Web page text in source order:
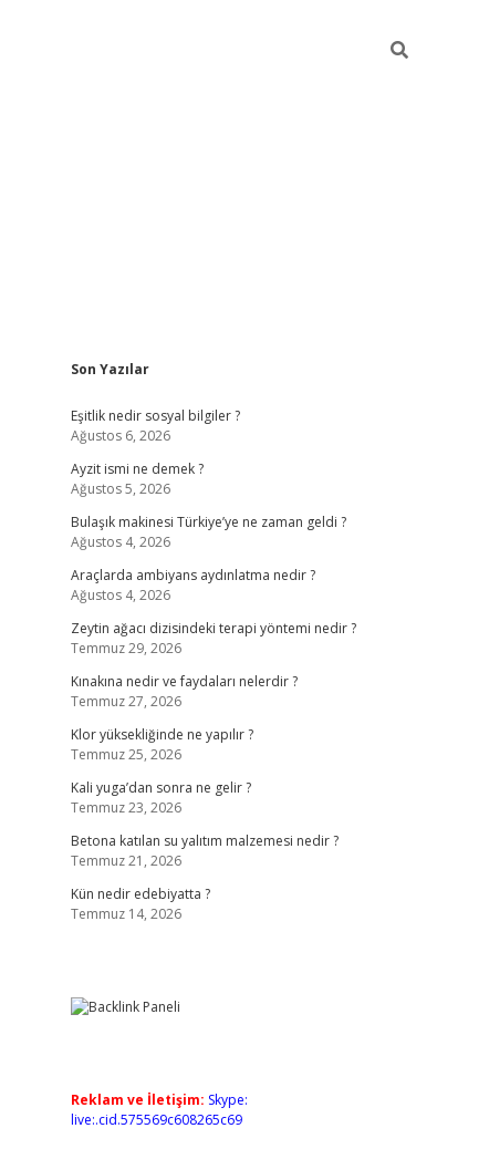
Sidebar
Son Yazılar
Eşitlik nedir sosyal bilgiler ?
Ağustos 6, 2026
Ayzit ismi ne demek ?
Ağustos 5, 2026
Bulaşık makinesi Türkiye’ye ne zaman geldi ?
Ağustos 4, 2026
Araçlarda ambiyans aydınlatma nedir ?
Ağustos 4, 2026
Zeytin ağacı dizisindeki terapi yöntemi nedir ?
Temmuz 29, 2026
Kınakına nedir ve faydaları nelerdir ?
Temmuz 27, 2026
Klor yüksekliğinde ne yapılır ?
Temmuz 25, 2026
Kali yuga’dan sonra ne gelir ?
Temmuz 23, 2026
Betona katılan su yalıtım malzemesi nedir ?
Temmuz 21, 2026
Kün nedir edebiyatta ?
Temmuz 14, 2026
Reklam ve İletişim: Skype:
live:.cid.575569c608265c69